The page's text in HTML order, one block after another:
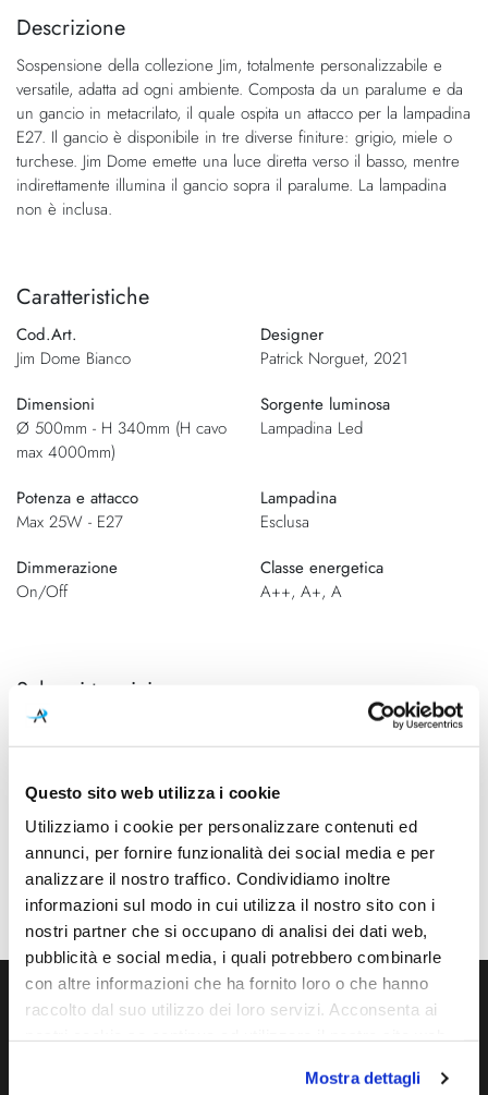
Questo sito web utilizza i cookie
Utilizziamo i cookie per personalizzare contenuti ed
annunci, per fornire funzionalità dei social media e per
analizzare il nostro traffico. Condividiamo inoltre
informazioni sul modo in cui utilizza il nostro sito con i
nostri partner che si occupano di analisi dei dati web,
pubblicità e social media, i quali potrebbero combinarle
con altre informazioni che ha fornito loro o che hanno
raccolto dal suo utilizzo dei loro servizi. Acconsenta ai
Mostra dettagli
fine
galleria
di
immagini
della
di
immagini
Descrizione
Sospensione della collezione Jim, totalmente personalizzabile e
versatile, adatta ad ogni ambiente. Composta da un paralume e da
un gancio in metacrilato, il quale ospita un attacco per la lampadina
E27. Il gancio è disponibile in tre diverse finiture: grigio, miele o
turchese. Jim Dome emette una luce diretta verso il basso, mentre
indirettamente illumina il gancio sopra il paralume. La lampadina
non è inclusa.
Caratteristiche
Cod.Art.
Jim Dome Bianco
Designer
Patrick Norguet, 2021
Dimensioni
Ø 500mm - H 340mm (H cavo
max 4000mm)
Sorgente luminosa
Lampadina Led
Potenza e attacco
Max 25W - E27
Lampadina
Esclusa
Dimmerazione
On/Off
Classe energetica
A++, A+, A
Schemi tecnici